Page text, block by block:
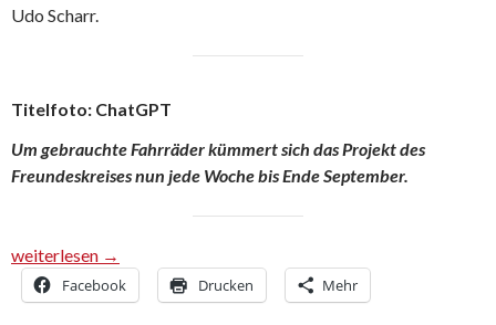
Udo Scharr.
Titelfoto: ChatGPT
Um gebrauchte Fahrräder kümmert sich das Projekt des
Freundeskreises nun jede Woche bis Ende September.
„In der Fahrrad-Werkstatt helfen Flüchtlinge anderen
weiterlesen →
Facebook Drucken Mehr